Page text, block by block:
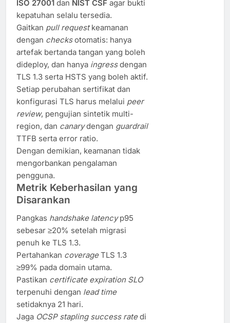
ISO 27001 dan NIST CSF agar bukti
kepatuhan selalu tersedia.
Gaitkan pull requestkeamanan
dengan checksotomatis: hanya
artefak bertanda tangan yang boleh
dideploy, dan hanya ingressdengan
TLS 1.3 serta HSTS yang boleh aktif.
Setiap perubahan sertifikat dan
konfigurasi TLS harus melalui peer
review, pengujian sintetik multi-
region, dan canarydengan guardrail
TTFB serta error ratio.
Dengan demikian, keamanan tidak
mengorbankan pengalaman
pengguna.
Metrik Keberhasilan yang
Disarankan
Pangkas handshake latencyp95
sebesar ≥20% setelah migrasi
penuh ke TLS 1.3.
Pertahankan coverageTLS 1.3
≥99% pada domain utama.
Pastikan certificate expiration SLO
terpenuhi dengan lead time
setidaknya 21 hari.
Jaga OCSP stapling success ratedi